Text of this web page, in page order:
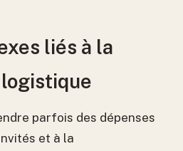
liés à la
parfois des dépenses
et à la